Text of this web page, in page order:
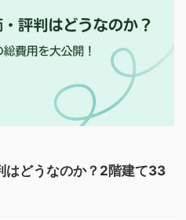
はどうなのか？2階建て33